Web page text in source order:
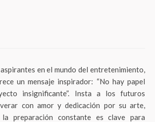
en el mundo del entretenimiento,
un mensaje inspirador: “No hay papel
insignificante”. Insta a los futuros
con amor y dedicación por su arte,
la preparación constante es clave para